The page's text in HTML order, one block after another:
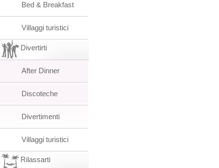
Bed & Breakfast
Villaggi turistici
Divertirti
After Dinner
Discoteche
Divertimenti
Villaggi turistici
Rilassarti